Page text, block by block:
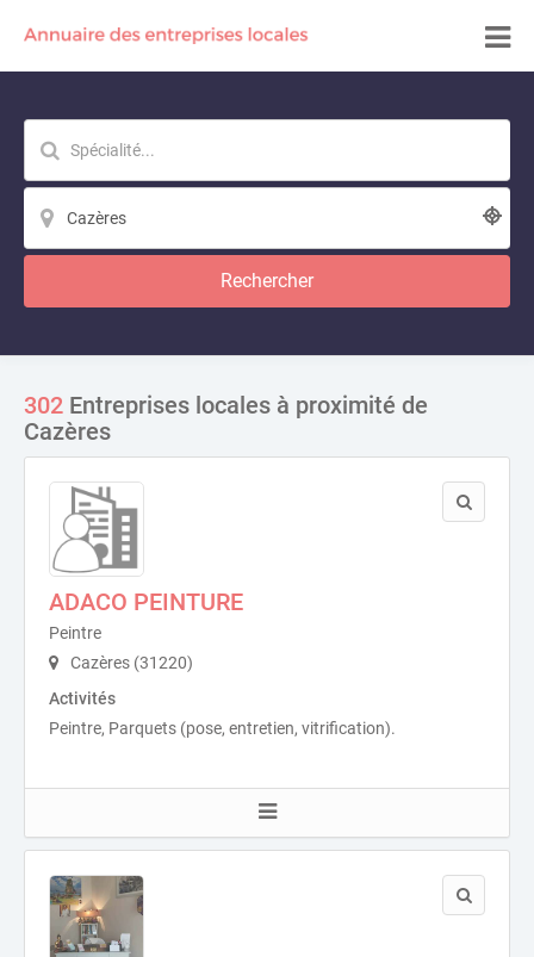
Rechercher
302 Entreprises locales à proximité de
Cazères
ADACO PEINTURE
Peintre
Cazères (31220)
Activités
Peintre, Parquets (pose, entretien, vitrification).